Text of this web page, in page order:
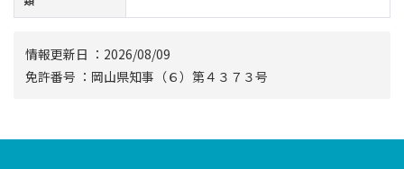
情報更新⽇ ：2026/08/09
免許番号 ：岡山県知事（６）第４３７３号